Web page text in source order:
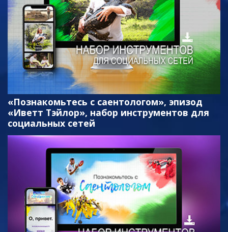
«Познакомьтесь с саентологом», эпизод
«Иветт Тэйлор», набор инструментов для
социальных сетей